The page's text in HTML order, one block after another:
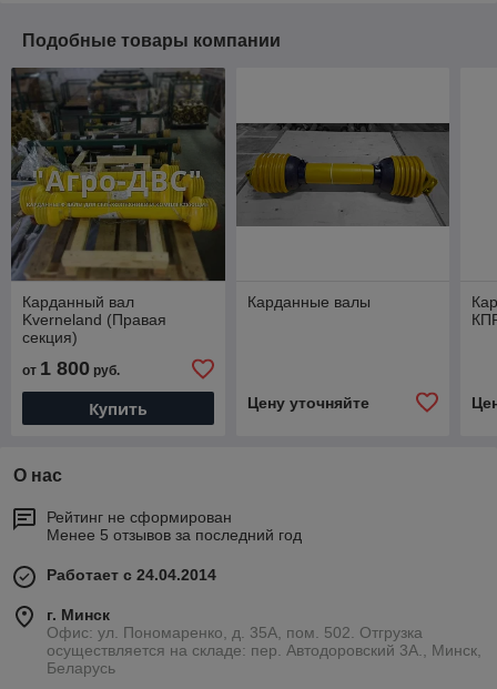
Подобные товары компании
Карданный вал
Kverneland (Правая
секция)
от 1 800 руб.
Купить
Карданные валы
Цену уточняйте
О нас
Рейтинг не сформирован
Менее 5 отзывов за последний год
Работает с 24.04.2014
г. Минск
Офис: ул. Пономаренко, д. 35А, пом. 502. Отгрузка
осуществляется на складе: пер. Автодоровский 3А., Минск,
Беларусь